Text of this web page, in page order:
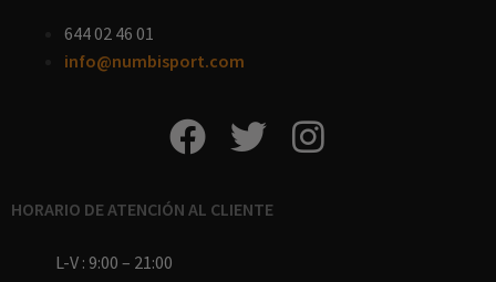
644 02 46 01
info@numbisport.com
HORARIO DE ATENCIÓN AL CLIENTE
L-V : 9:00 – 21:00